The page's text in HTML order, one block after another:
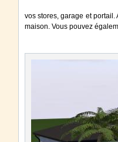
vos stores, garage et portail.
maison. Vous pouvez